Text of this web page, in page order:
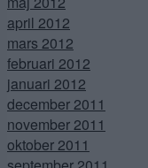
april 2012
mars 2012
februari 2012
januari 2012
december 2011
november 2011
oktober 2011